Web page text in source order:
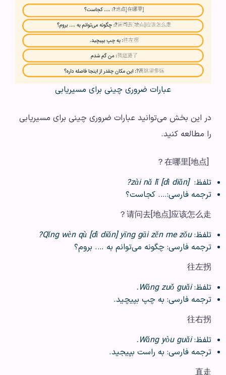
عبارات ضروری چینی برای مسیریابی
در این بخش می‌توانید عبارات ضروری چینی برای مسیریابی
را مطالعه کنید.
[地点]在哪里？
تلفظ:[dì diǎn] zài nǎ lǐ?
ترجمه فارسی:…. کجاست؟
请问去[地点]应该怎么走？
تلفظ:Qǐng wèn qù [dì diǎn] yīng gāi zěn me zǒu?
ترجمه فارسی: چگونه می‌توانم به …. بروم؟
往左拐
تلفظ:Wǎng zuǒ guǎi.
ترجمه فارسی: به چپ بپیچید.
往右拐
تلفظ:Wǎng yòu guǎi.
ترجمه فارسی: به راست بپیجید.